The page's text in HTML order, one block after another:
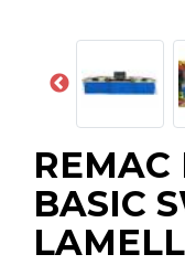
BASIC